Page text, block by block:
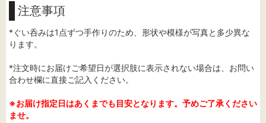
注意事項
*ぐい呑みは1点ずつ手作りのため、形状や模様が写真と多少異な
ります。
*注文時にお届けご希望日が選択肢に表示されない場合は、お問い
合わせ欄に直接ご記入ください。
※お届け指定日はあくまでも目安となります。予めご了承ください
ませ。